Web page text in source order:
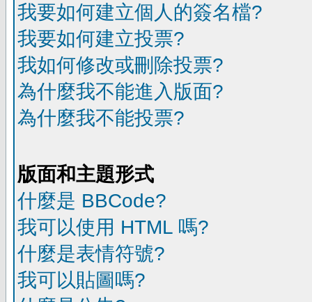
我要如何建立個人的簽名檔?
我要如何建立投票?
我如何修改或刪除投票?
為什麼我不能進入版面?
為什麼我不能投票?
版面和主題形式
什麼是 BBCode?
我可以使用 HTML 嗎?
什麼是表情符號?
我可以貼圖嗎?